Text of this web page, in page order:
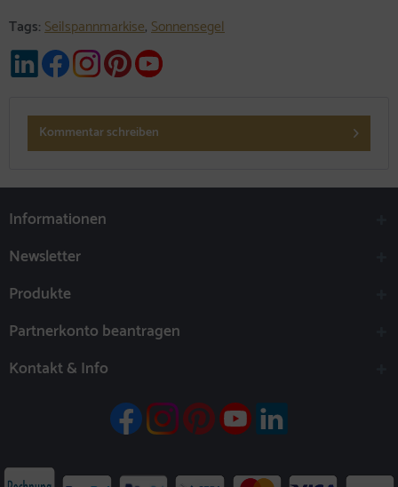
Tags:Seilspannmarkise,Sonnensegel
Kommentar schreiben
Informationen
Newsletter
Produkte
Partnerkonto beantragen
Kontakt & Info